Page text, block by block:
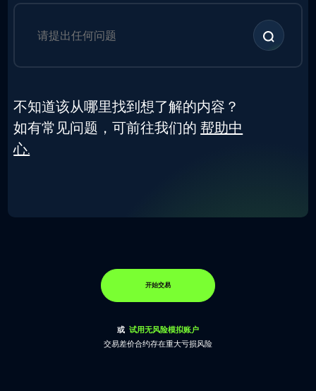
不知道该从哪里找到想了解的内容？
如有常见问题，可前往我们的帮助中
心.
开始交易
或 试用无风险模拟账户
交易差价合约存在重大亏损风险